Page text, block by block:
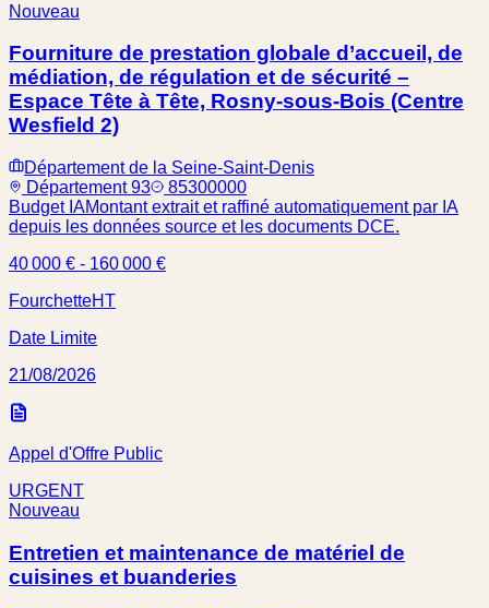
Nouveau
Fourniture de prestation globale d’accueil, de
médiation, de régulation et de sécurité –
Espace Tête à Tête, Rosny-sous-Bois (Centre
Wesfield 2)
Département de la Seine-Saint-Denis
Département 93
85300000
Budget IAMontant extrait et raffiné automatiquement par IA
depuis les données source et les documents DCE.
40 000 € - 160 000 €
FourchetteHT
Date Limite
21/08/2026
Appel d'Offre Public
URGENT
Nouveau
Entretien et maintenance de matériel de
cuisines et buanderies